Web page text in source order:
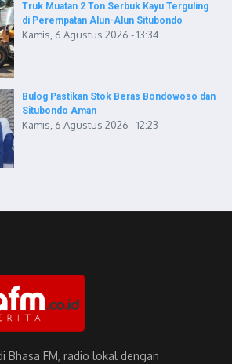
Truk Muatan 2 Ton Serbuk Kayu Terguling
di Perempatan Alun-Alun Situbondo
Kamis, 6 Agustus 2026 - 13:34
Bulog Pastikan Stok Beras Bondowoso dan
Situbondo Aman
Kamis, 6 Agustus 2026 - 12:23
Bhasa FM, radio lokal dengan